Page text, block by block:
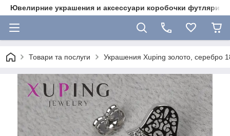
Ювелирние украшения и аксессуари коробочки футляри
Товари та послуги Украшения Xuping золото, серебро